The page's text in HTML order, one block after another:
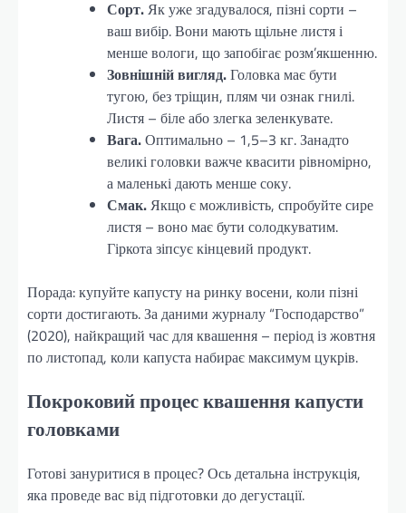
Сорт.Як уже згадувалося, пізні сорти –
ваш вибір. Вони мають щільне листя і
менше вологи, що запобігає розм’якшенню.
Зовнішній вигляд.Головка має бути
тугою, без тріщин, плям чи ознак гнилі.
Листя – біле або злегка зеленкувате.
Вага.Оптимально – 1,5–3 кг. Занадто
великі головки важче квасити рівномірно,
а маленькі дають менше соку.
Смак.Якщо є можливість, спробуйте сире
листя – воно має бути солодкуватим.
Гіркота зіпсує кінцевий продукт.
Порада: купуйте капусту на ринку восени, коли пізні
сорти достигають. За даними журналу “Господарство”
(2020), найкращий час для квашення – період із жовтня
по листопад, коли капуста набирає максимум цукрів.
Покроковий процес квашення капусти
головками
Готові зануритися в процес? Ось детальна інструкція,
яка проведе вас від підготовки до дегустації.